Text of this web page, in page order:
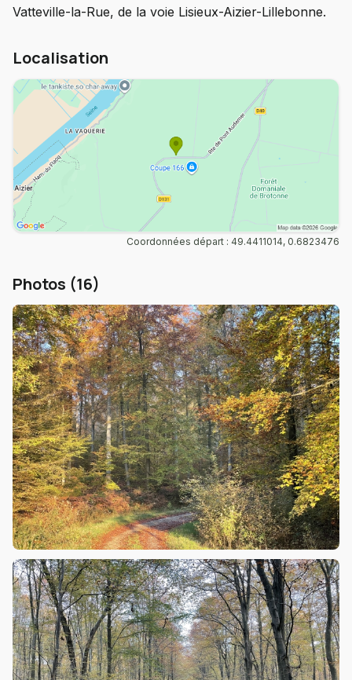
Vatteville-la-Rue, de la voie Lisieux-Aizier-Lillebonne.
Localisation
Coordonnées départ : 49.4411014, 0.6823476
Photos (16)